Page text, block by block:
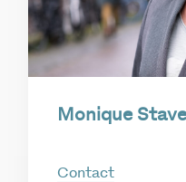
Monique
Contact